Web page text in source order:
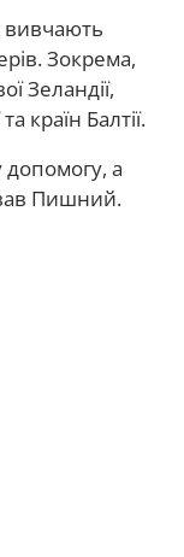
вивчають
Зокрема,
Зеландії,
країн Балтії.
а
Пишний.